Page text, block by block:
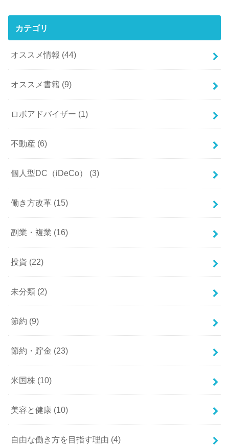
カテゴリ
オススメ情報 (44)
オススメ書籍 (9)
ロボアドバイザー (1)
不動産 (6)
個人型DC（iDeCo） (3)
働き方改革 (15)
副業・複業 (16)
投資 (22)
未分類 (2)
節約 (9)
節約・貯金 (23)
米国株 (10)
美容と健康 (10)
自由な働き方を目指す理由 (4)